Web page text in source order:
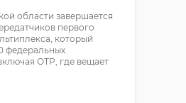
области завершается
первого
который
федеральных
ОТР, где вещает